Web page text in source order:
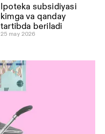
Ipoteka subsidiyasi
kimga va qanday
tartibda beriladi
25 may 2026